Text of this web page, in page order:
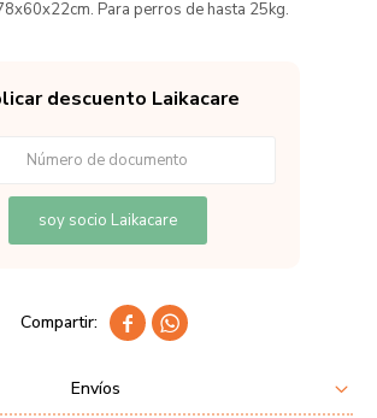
Para perros de hasta 25kg.
descuento Laikacare
soy socio Laikacare
 
Envíos